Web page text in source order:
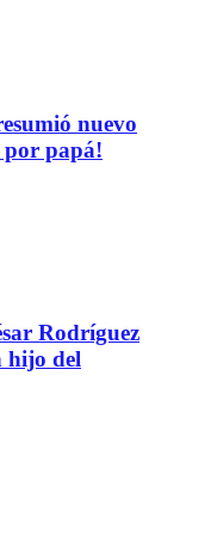
nuevo
por papá!
Rodríguez
hijo del